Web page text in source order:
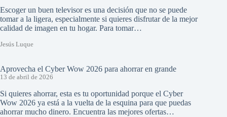
Escoger un buen televisor es una decisión que no se puede
tomar a la ligera, especialmente si quieres disfrutar de la mejor
calidad de imagen en tu hogar. Para tomar…
Jesús Luque
Aprovecha el Cyber Wow 2026 para ahorrar en grande
13 de abril de 2026
Si quieres ahorrar, esta es tu oportunidad porque el Cyber
Wow 2026 ya está a la vuelta de la esquina para que puedas
ahorrar mucho dinero. Encuentra las mejores ofertas…